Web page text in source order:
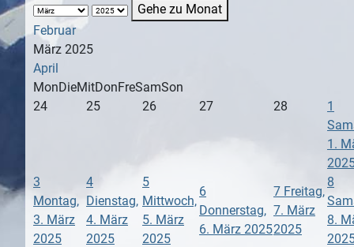
Gehe zu Monat
Februar
März 2025
April
MonDieMitDonFreSamSon
24
25 26 27 28
1
1.
3
Montag,
3. März
2025
4
Dienstag,
4. März
2025
5
Mittwoch,
5. März
2025
6
Donnerstag,
6. März 2025
7 Freitag,
7. März
2025
8
8.